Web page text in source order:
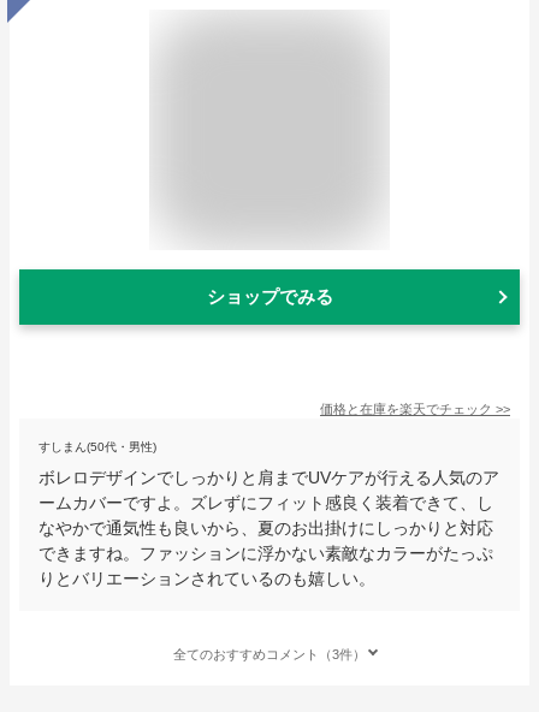
ショップでみる
価格と在庫を楽天でチェック >>
すしまん(50代・男性)
ボレロデザインでしっかりと肩までUVケアが行える人気のア
ームカバーですよ。ズレずにフィット感良く装着できて、し
なやかで通気性も良いから、夏のお出掛けにしっかりと対応
できますね。ファッションに浮かない素敵なカラーがたっぷ
りとバリエーションされているのも嬉しい。
全てのおすすめコメント（3件）